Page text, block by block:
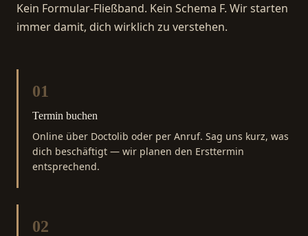
Kein Formular-Fließband. Kein Schema F. Wir starten
immer damit, dich wirklich zu verstehen.
01
Termin buchen
Online über Doctolib oder per Anruf. Sag uns kurz, was
dich beschäftigt — wir planen den Ersttermin
entsprechend.
02